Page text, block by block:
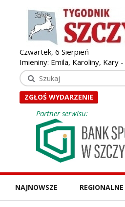
Czwartek, 6 Sierpień
Imieniny: Emila, Karoliny, Kary -
ZGŁOŚ WYDARZENIE
Partner serwisu:
NAJNOWSZE REGIONALNE